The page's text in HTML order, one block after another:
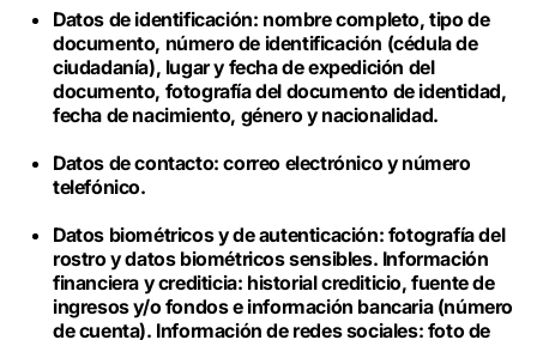
Datos de identificación: nombre completo, tipo de
documento, número de identificación (cédula de
ciudadanía), lugar y fecha de expedición del
documento, fotografía del documento de identidad,
fecha de nacimiento, género y nacionalidad.
Datos de contacto: correo electrónico y número
telefónico.
Datos biométricos y de autenticación: fotografía del
rostro y datos biométricos sensibles. Información
financiera y crediticia: historial crediticio, fuente de
ingresos y/o fondos e información bancaria (número
de cuenta). Información de redes sociales: foto de